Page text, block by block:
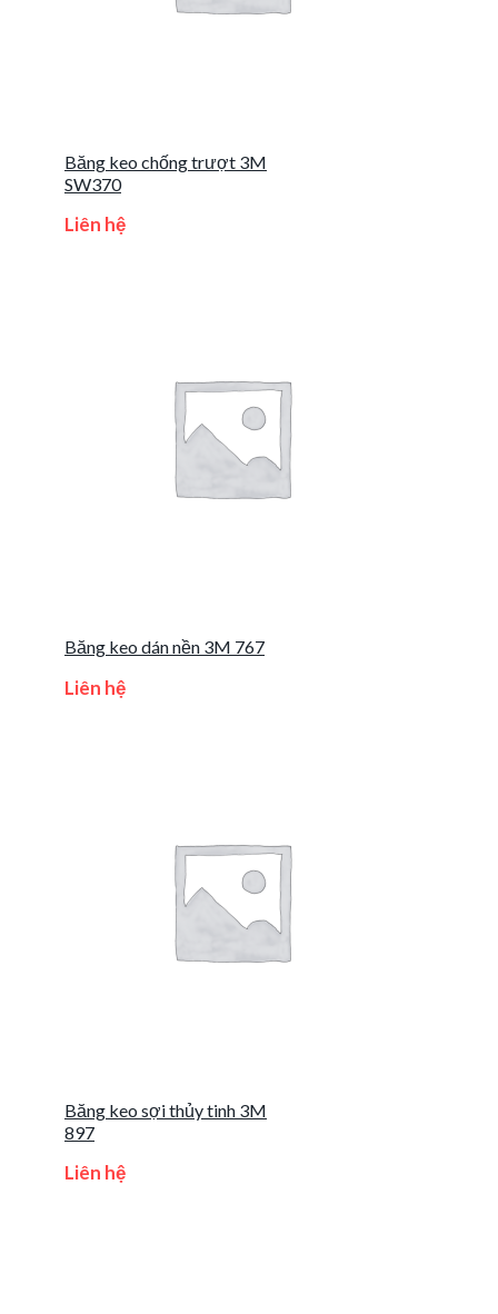
Băng keo chống trượt 3M
SW370
Liên hệ
Băng keo dán nền 3M 767
Liên hệ
Băng keo sợi thủy tinh 3M
897
Liên hệ